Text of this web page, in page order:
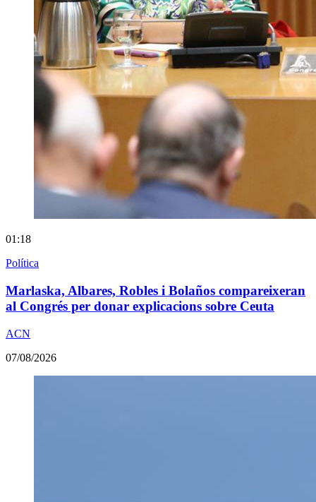
01:18
Política
Marlaska, Albares, Robles i Bolaños compareixeran
al Congrés per donar explicacions sobre Ceuta
ACN
07/08/2026